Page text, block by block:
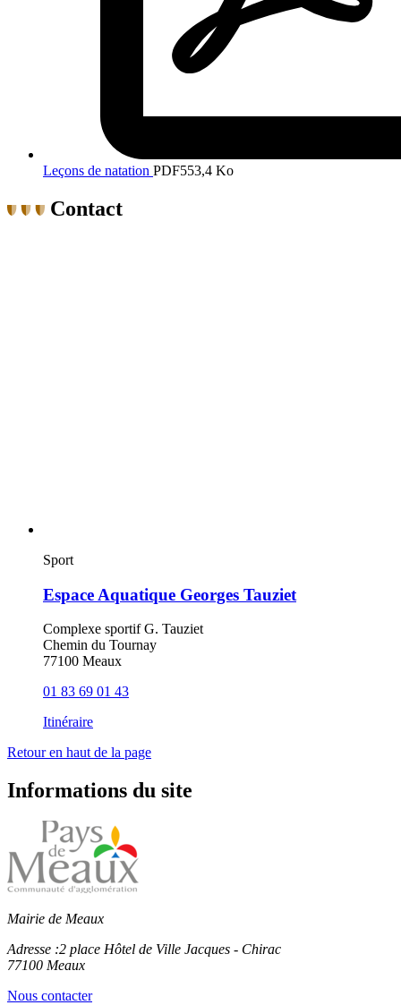
Leçons de natation PDF553,4 Ko
Contact
Sport
Espace Aquatique Georges Tauziet
Complexe sportif G. Tauziet
Chemin du Tournay
77100 Meaux
01 83 69 01 43
Itinéraire
Retour en haut de la page
Informations du site
Mairie de Meaux
Adresse :2 place Hôtel de Ville Jacques - Chirac
77100 Meaux
Nous contacter